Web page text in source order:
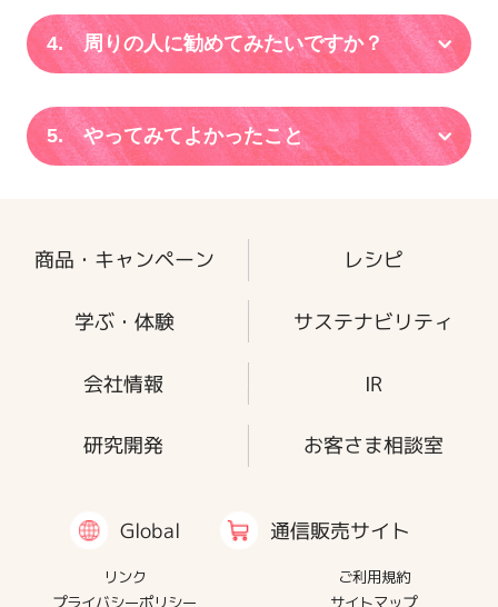
4. 周りの人に勧めてみたいですか？
5. やってみてよかったこと
商品・キャンペーン レシピ
学ぶ・体験 サステナビリティ
会社情報 IR
研究開発 お客さま相談室
Global 通信販売サイト
リンク
ご利用規約
プライバシーポリシー
サイトマップ